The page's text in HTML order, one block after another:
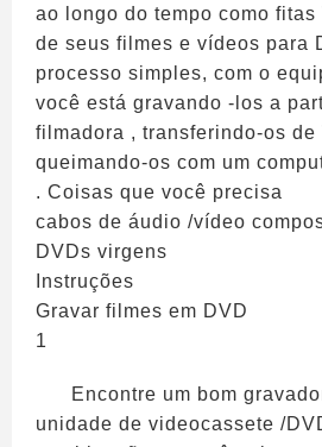
ao longo do tempo como fitas
de seus filmes e vídeos para
processo simples, com o
você está gravando -los a
filmadora , transferindo-os de
queimando-os com um
. Coisas que você precisa
cabos de áudio /vídeo
DVDs virgens
Instruções
Gravar filmes em DVD
1
Encontre um bom
unidade de videocassete /